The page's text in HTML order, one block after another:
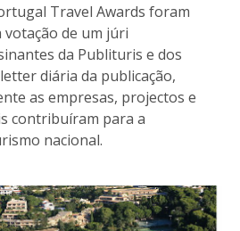
Travel Awards foram
votação de um júri
da Publituris e dos
diária da publicação,
as empresas, projectos e
contribuíram para a
nacional.